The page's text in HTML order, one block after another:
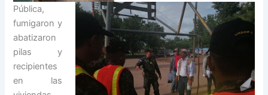
Pública,
fumigaron y
abatizaron
pilas y
recipientes
en las